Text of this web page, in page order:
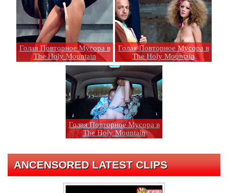
Голая Повторное Мусора в
The Holy Mountain
Голая Повторное Мусора в
The Holy Mountain
Голая Повторное Мусора в
The Holy Mountain
ANCENSORED LATEST CLIPS